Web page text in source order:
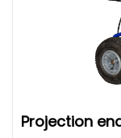
Projection